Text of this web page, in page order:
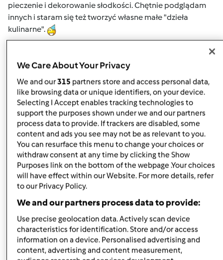
pieczenie i dekorowanie słodkości. Chętnie podglądam
innych i staram się też tworzyć własne małe "dzieła
kulinarne".
Góra strony
Zalogujlub zarejestruj sięaby dodawać
komentarze
magi1 (niezweryfikowany)
czw., 04/04/2013 - 15:21
Super pomysł
fajnie
bedzie można się czegoś
We Care About Your Privacy
We and our315 partners store and access personal data,
like browsing data or unique identifiers, on your device.
Selecting I Accept enables tracking technologies to
support the purposes shown under we and our partners
process data to provide. If trackers are disabled, some
content and ads you see may not be as relevant to you.
You can resurface this menu to change your choices or
withdraw consent at any time by clicking the Show
Purposes link on the bottom of the webpage .Your choices
will have effect within our Website. For more details, refer
to our Privacy Policy.
We and our partners process data to provide:
Use precise geolocation data. Actively scan device
characteristics for identification. Store and/or access
information on a device. Personalised advertising and
content, advertising and content measurement,